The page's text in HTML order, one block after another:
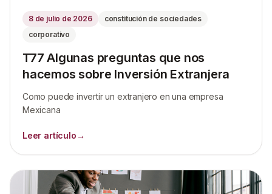
8 de julio de 2026
constitución de sociedades
corporativo
T77 Algunas preguntas que nos
hacemos sobre Inversión Extranjera
Como puede invertir un extranjero en una empresa
Mexicana
Leer artículo→